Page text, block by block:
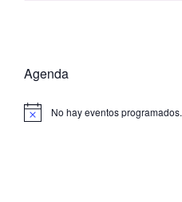
Agenda
No hay eventos programados.